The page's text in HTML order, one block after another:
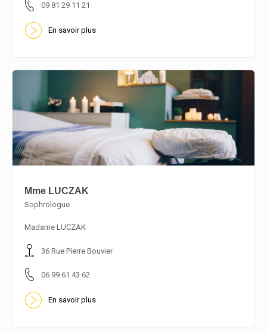
09 81 29 11 21
En savoir plus
Mme LUCZAK
Sophrologue
Madame LUCZAK
36 Rue Pierre Bouvier
06 99 61 43 62
En savoir plus